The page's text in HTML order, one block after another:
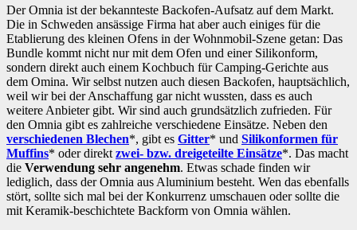
Der Omnia ist der bekannteste Backofen-Aufsatz auf dem Markt.
Die in Schweden ansässige Firma hat aber auch einiges für die
Etablierung des kleinen Ofens in der Wohnmobil-Szene getan: Das
Bundle kommt nicht nur mit dem Ofen und einer Silikonform,
sondern direkt auch einem Kochbuch für Camping-Gerichte aus
dem Omina. Wir selbst nutzen auch diesen Backofen, hauptsächlich,
weil wir bei der Anschaffung gar nicht wussten, dass es auch
weitere Anbieter gibt. Wir sind auch grundsätzlich zufrieden. Für
den Omnia gibt es zahlreiche verschiedene Einsätze. Neben den
verschiedenen Blechen*, gibt es Gitter* und Silikonformen für
Muffins* oder direkt zwei- bzw. dreigeteilte Einsätze*. Das macht
die Verwendung sehr angenehm. Etwas schade finden wir
lediglich, dass der Omnia aus Aluminium besteht. Wen das ebenfalls
stört, sollte sich mal bei der Konkurrenz umschauen oder sollte die
mit Keramik-beschichtete Backform von Omnia wählen.